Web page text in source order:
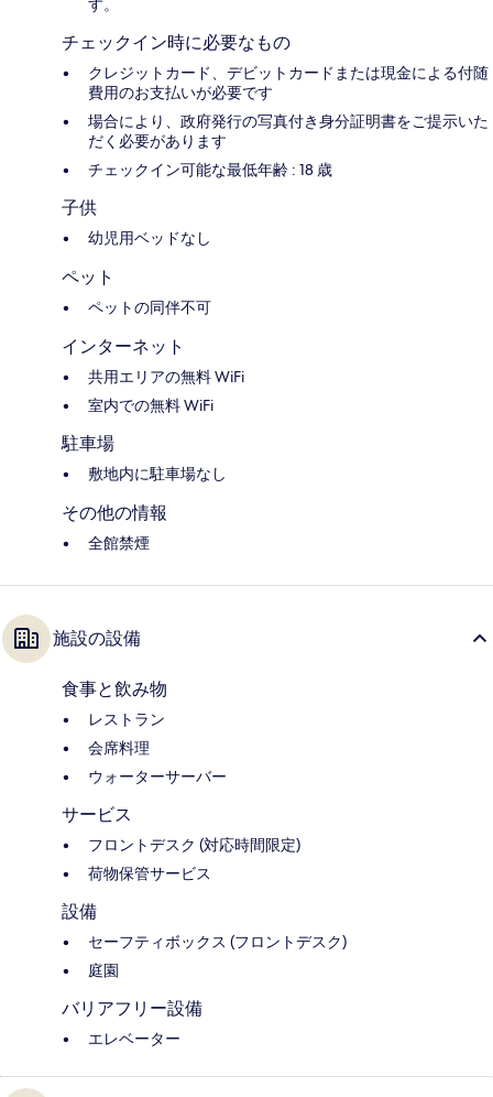
す。
チェックイン時に必要なもの
クレジットカード、デビットカードまたは現金による付随
費用のお支払いが必要です
場合により、政府発行の写真付き身分証明書をご提示いた
だく必要があります
チェックイン可能な最低年齢 : 18 歳
子供
幼児用ベッドなし
ペット
ペットの同伴不可
インターネット
共用エリアの無料 WiFi
室内での無料 WiFi
駐車場
敷地内に駐車場なし
その他の情報
全館禁煙
施設の設備
食事と飲み物
レストラン
会席料理
ウォーターサーバー
サービス
フロントデスク (対応時間限定)
荷物保管サービス
設備
セーフティボックス (フロントデスク)
庭園
バリアフリー設備
エレベーター